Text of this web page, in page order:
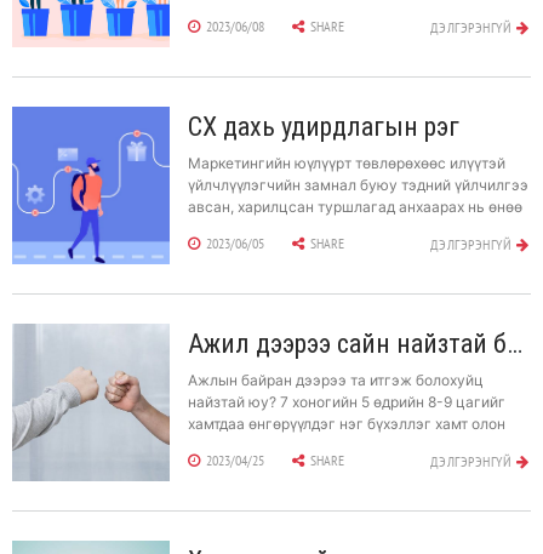
удаа менежер болж буй хүмүүст зориулан
нийтлэлийг та бүхэнд орчуулан хүргэж байна.
2023/06/08 SHARE ДЭЛГЭРЭНГҮЙ
CX дахь удирдлагын үүрэг
Маркетингийн юүлүүрт төвлөрөхөөс илүүтэй
үйлчлүүлэгчийн замнал буюу тэдний үйлчилгээ
авсан, харилцсан туршлагад анхаарах нь өнөө
сайжруулахад удирдлагын зүгээс ямар үүрэг,
2023/06/05 SHARE ДЭЛГЭРЭНГҮЙ
Ажил дээрээ сайн найзтай байх нь ажлын бүтээмж нэмэгдүүлж, тогтвортой ажиллах суурь болдог
Ажлын байран дээрээ та итгэж болохуйц
найзтай юу? 7 хоногийн 5 өдрийн 8-9 цагийг
хамтдаа өнгөрүүлдэг нэг бүхэллэг хамт олон
нэгэн байдаг шүү дээ.
2023/04/25 SHARE ДЭЛГЭРЭНГҮЙ